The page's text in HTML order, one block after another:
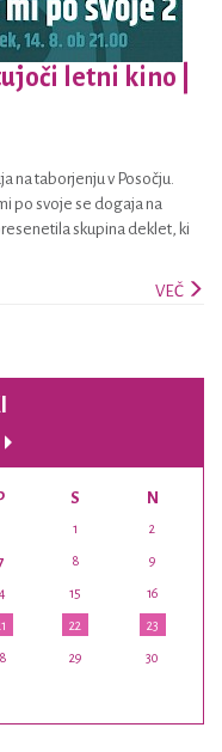
letni kino |
na taborjenju v Posočju.
po svoje se dogaja na
skupina deklet, ki
VEČ
S N
1 2
8 9
15 16
22 23
29 30